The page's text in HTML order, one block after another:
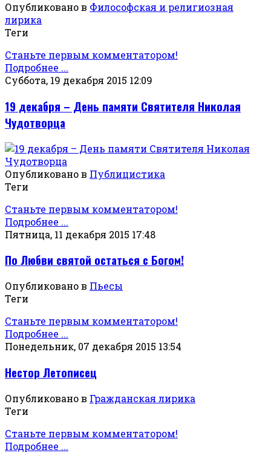
Опубликовано в Философская и религиозная
лирика
Теги
Станьте первым комментатором!
Подробнее ...
Суббота, 19 декабря 2015 12:09
19 декабря – День памяти Святителя Николая
Чудотворца
Опубликовано в Публицистика
Теги
Станьте первым комментатором!
Подробнее ...
Пятница, 11 декабря 2015 17:48
По Любви святой остаться с Богом!
Опубликовано в Пьесы
Теги
Станьте первым комментатором!
Подробнее ...
Понедельник, 07 декабря 2015 13:54
Нестор Летописец
Опубликовано в Гражданская лирика
Теги
Станьте первым комментатором!
Подробнее ...